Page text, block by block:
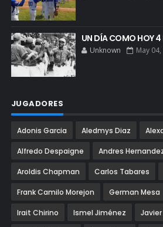
UN DÍA COMO HOY 4
Unknown May
JUGADORES
Adonis Garcia Aledmys Diaz
Alfredo Despaigne Andres
Aroldis Chapman Carlos Tabares
Frank Camilo Morejon German Mesa
Irait Chirino Ismel Jiménez